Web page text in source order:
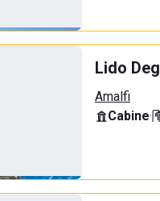
Lido
Amalfi
Cabine·